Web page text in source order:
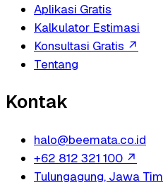
Aplikasi Gratis
Kalkulator Estimasi
Konsultasi Gratis ↗
Tentang
Kontak
halo@beemata.co.id
+62 812 321 100 ↗
Tulungagung, Jawa